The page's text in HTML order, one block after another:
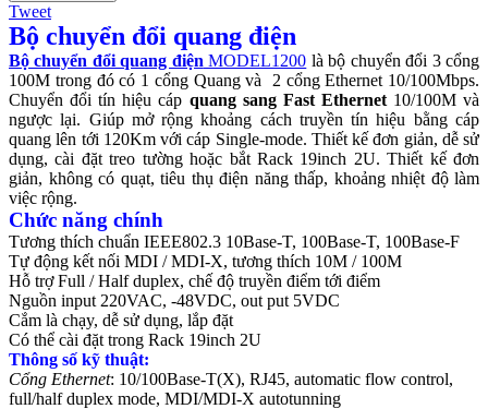
Tweet
Bộ chuyển đổi quang điện
Bộ chuyển đổi quang điện MODEL1200 là bộ chuyển đổi 3 cổng
100M trong đó có 1 cổng Quang và 2 cổng Ethernet 10/100Mbps.
Chuyển đổi tín hiệu cáp quang sang Fast Ethernet10/100M và
ngược lại. Giúp mở rộng khoảng cách truyền tín hiệu bằng cáp
quang lên tới 120Km với cáp Single-mode. Thiết kế đơn giản, dễ sử
dụng, cài đặt treo tường hoặc bắt Rack 19inch 2U. Thiết kế đơn
giản, không có quạt, tiêu thụ điện năng thấp, khoảng nhiệt độ làm
việc rộng.
Chức năng chính
Tương thích chuẩn IEEE802.3 10Base-T, 100Base-T, 100Base-F
Tự động kết nối MDI / MDI-X, tương thích 10M / 100M
Hỗ trợ Full / Half duplex, chế độ truyền điểm tới điểm
Nguồn input 220VAC, -48VDC, out put 5VDC
Cắm là chạy, dễ sử dụng, lắp đặt
Có thể cài đặt trong Rack 19inch 2U
Thông số kỹ thuật:
Cổng Ethernet: 10/100Base-T(X), RJ45, automatic flow control,
full/half duplex mode, MDI/MDI-X autotunning